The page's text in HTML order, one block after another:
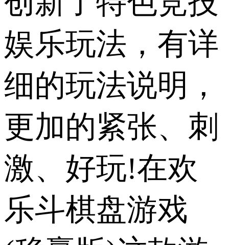
娱乐玩法，有详
细的玩法说明，
更加的紧张、刺
激、好玩!在欢
乐斗棋盘游戏